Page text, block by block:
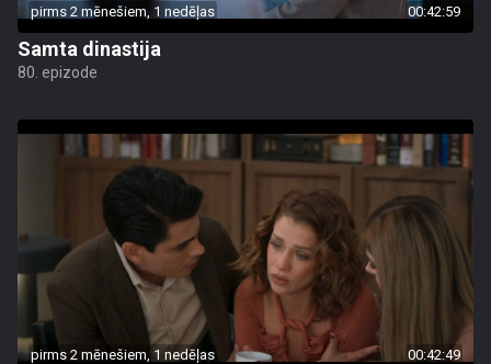
pirms 2 mēnešiem, 1 nedēļas 00:42:59
Samta dinastija
80. epizode
pirms 2 mēnešiem, 1 nedēļas 00:42:49